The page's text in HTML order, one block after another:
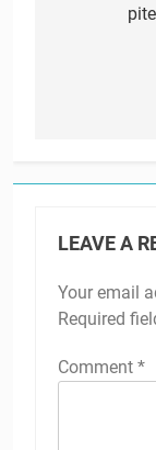
LEAVE A
Your email
Required
Comment *